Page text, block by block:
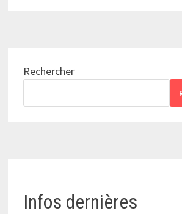
Rechercher
Infos dernières